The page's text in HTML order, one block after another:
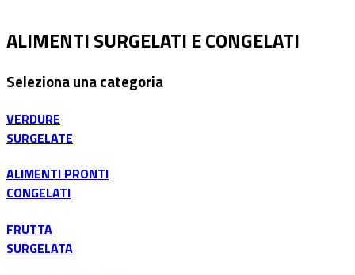
ALIMENTI SURGELATI E CONGELATI
Seleziona una categoria
VERDURE
SURGELATE
ALIMENTI PRONTI
CONGELATI
FRUTTA
SURGELATA